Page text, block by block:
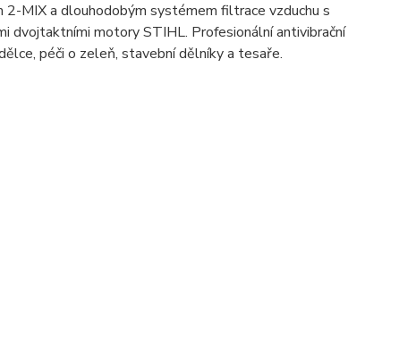
MIX a dlouhodobým systémem filtrace vzduchu s
dvojtaktními motory STIHL. Profesionální antivibrační
péči o zeleň, stavební dělníky a tesaře.